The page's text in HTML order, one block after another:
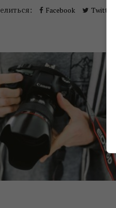
Facebook Twitter